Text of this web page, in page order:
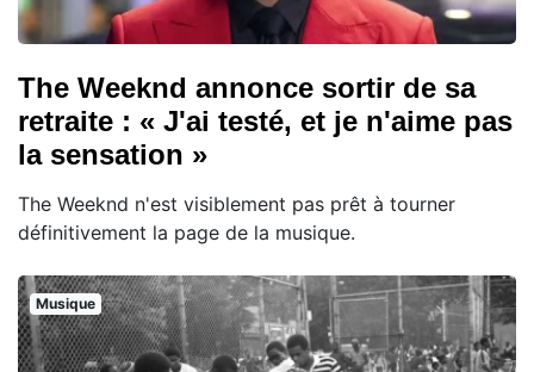
The Weeknd annonce sortir de sa
retraite : « J'ai testé, et je n'aime pas
la sensation »
The Weeknd n'est visiblement pas prêt à tourner
définitivement la page de la musique.
Musique